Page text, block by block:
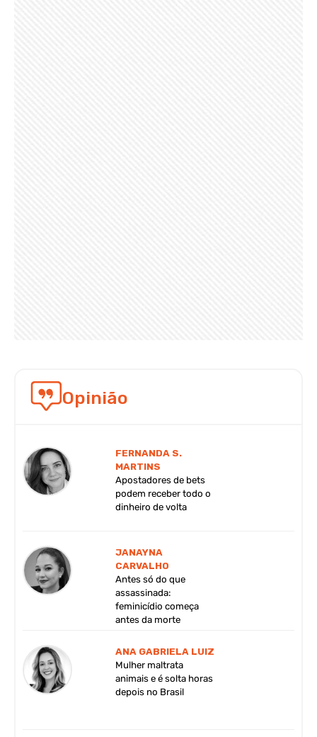
Opinião
FERNANDA S.
MARTINS
Apostadores de bets
podem receber todo o
dinheiro de volta
JANAYNA
CARVALHO
Antes só do que
assassinada:
feminicídio começa
antes da morte
ANA GABRIELA LUIZ
Mulher maltrata
animais e é solta horas
depois no Brasil